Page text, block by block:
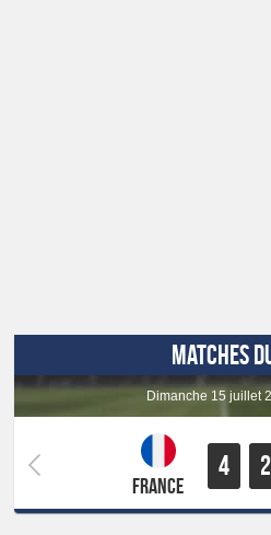
MATCHES
dimanche 15 juillet
France
4 2